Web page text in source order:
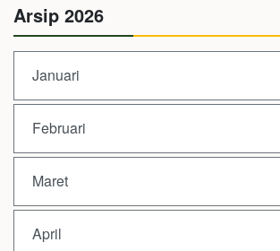
Arsip 2026
Januari
Februari
Maret
April